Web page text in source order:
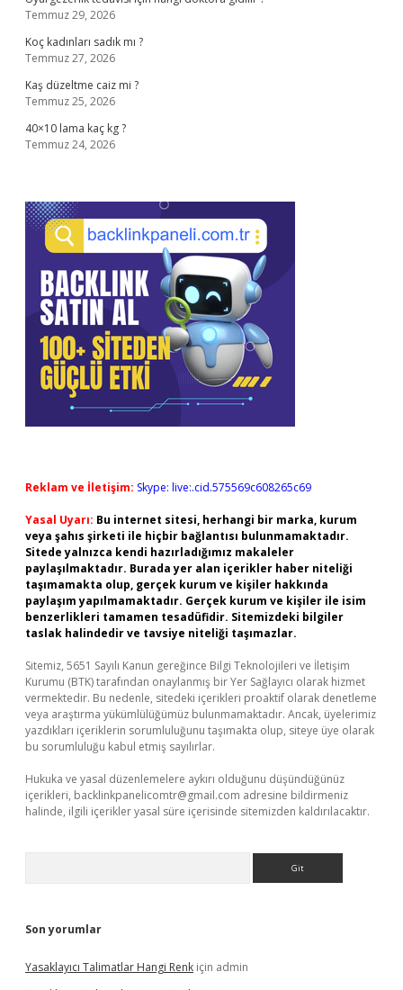
Temmuz 29, 2026
Koç kadınları sadık mı ?
Temmuz 27, 2026
Kaş düzeltme caiz mi ?
Temmuz 25, 2026
40×10 lama kaç kg ?
Temmuz 24, 2026
Reklam ve İletişim: Skype: live:.cid.575569c608265c69
Yasal Uyarı: Bu internet sitesi, herhangi bir marka, kurum
veya şahıs şirketi ile hiçbir bağlantısı bulunmamaktadır.
Sitede yalnızca kendi hazırladığımız makaleler
paylaşılmaktadır. Burada yer alan içerikler haber niteliği
taşımamakta olup, gerçek kurum ve kişiler hakkında
paylaşım yapılmamaktadır. Gerçek kurum ve kişiler ile isim
benzerlikleri tamamen tesadüfidir. Sitemizdeki bilgiler
taslak halindedir ve tavsiye niteliği taşımazlar.
Sitemiz, 5651 Sayılı Kanun gereğince Bilgi Teknolojileri ve İletişim
Kurumu (BTK) tarafından onaylanmış bir Yer Sağlayıcı olarak hizmet
vermektedir. Bu nedenle, sitedeki içerikleri proaktif olarak denetleme
veya araştırma yükümlülüğümüz bulunmamaktadır. Ancak, üyelerimiz
yazdıkları içeriklerin sorumluluğunu taşımakta olup, siteye üye olarak
bu sorumluluğu kabul etmiş sayılırlar.
Hukuka ve yasal düzenlemelere aykırı olduğunu düşündüğünüz
içerikleri, backlinkpanelicomtr@gmail.com adresine bildirmeniz
halinde, ilgili içerikler yasal süre içerisinde sitemizden kaldırılacaktır.
Son yorumlar
Yasaklayıcı Talimatlar Hangi Renk için admin